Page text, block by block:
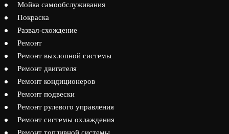
Мойка самообслуживания
Покраска
Развал-схождение
Ремонт
Ремонт выхлопной системы
Ремонт двигателя
Ремонт кондиционеров
Ремонт подвески
Ремонт рулевого управления
Ремонт системы охлаждения